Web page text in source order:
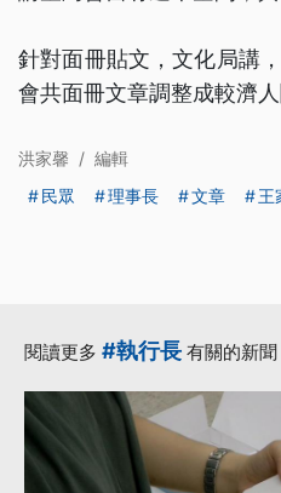
針對面冊貼文，文化局講
會共面冊文章調整成較濟人
洪家馨 / 編輯
民眾
理事長 文章 王
閱讀更多 #執行長 有關的新聞